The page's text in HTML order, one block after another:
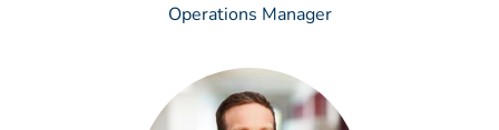
Operations Manager